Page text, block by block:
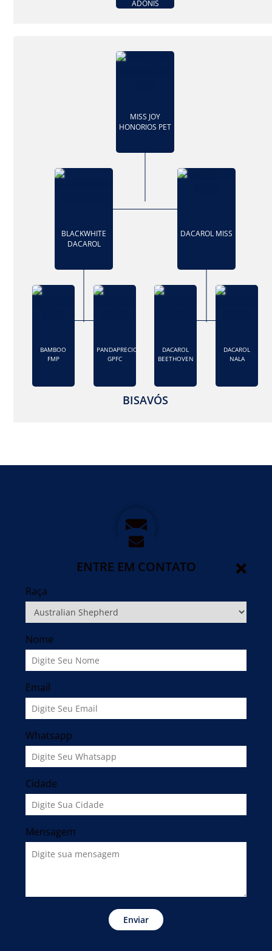
ADONIS
MISS JOY
HONORIOS PET
BLACKWHITE
DACAROL
DACAROL MISS
BAMBOO
FMP
PANDAPRECIOSA
GPFC
DACAROL
BEETHOVEN
DACAROL
NALA
BISAVÓS
ENTRE EM CONTATO
Raça
Nome
Email
Whatsapp
Cidade
Mensagem
Enviar